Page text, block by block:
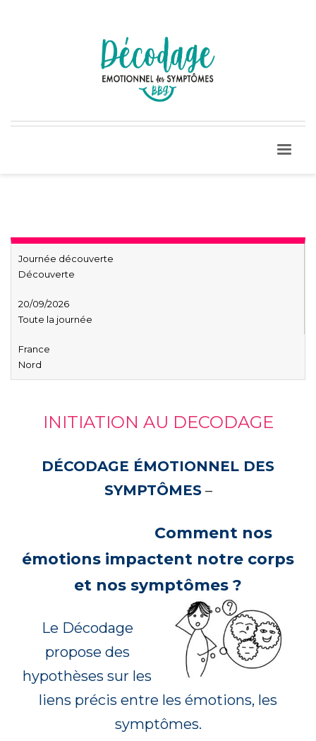
Journée découverte
Découverte
20/09/2026
Toute la journée
France
Nord
INITIATION AU DECODAGE
DÉCODAGE ÉMOTIONNEL DES
SYMPTÔMES–
Comment nos
émotions impactent notre corps
et nos symptômes ?
Le Décodage
propose des
hypothèses sur les
liens précis entre les émotions, les
symptômes.